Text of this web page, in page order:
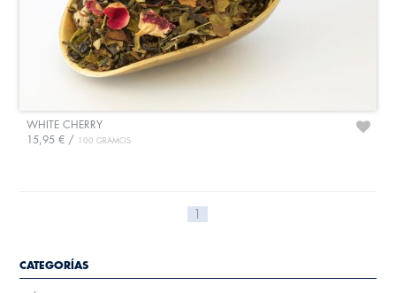
WHITE CHERRY
15,95 € /
100 GRAMOS
CATEGORÍAS